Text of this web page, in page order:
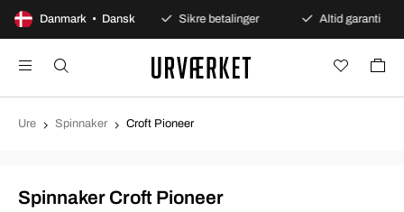
Danmark • Dansk
100 dages åbent køb Sikre betalinger Altid garanti
Ure Spinnaker Croft Pioneer
Spinnaker Croft Pioneer